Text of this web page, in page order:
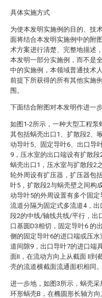
具体实施方式
为使本发明实施例的目的、技
面将结合本发明实施例中的附
术方案进行清楚、完整地描述
本发明一部分实施例，而不是
中的实施例，本领域普通技术
前提下所获得的所有其他实施
围。
下面结合附图对本发明作进一
如图1-2所示，一种大型工程泵
其包括蜗壳出口1、扩散段2、
动导叶5、固定导叶6、出口导
9，压水室的出口端设有扩散
蜗壳出口1，压水室与扩散段2
轮外周设有扩压器，扩压器包
叶5，扩散段2与蜗壳壁之间构
动导叶5的外周设置有多个固
流道分隔为固定式多流道4，
段2的中线/轴线共线/平行，出
口基圆D3相切，固定导叶6 的
侧的固定导叶6的进口端或压
道间隙9，出口导叶7的进口端
面II，在流动方向上从截面 II到
壳的流道横截面流通面积相同。
进一步地，如图3所示，蜗壳
环形蜗壳B，在椭圆形长轴方